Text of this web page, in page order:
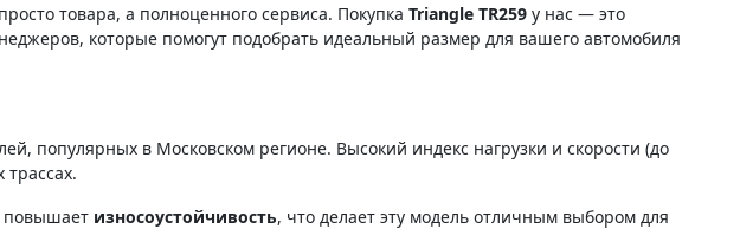
товара, а полноценного сервиса. Покупка Triangle TR259 у нас — это
которые помогут подобрать идеальный размер для вашего автомобиля
популярных в Московском регионе. Высокий индекс нагрузки и скорости (до
повышает износоустойчивость, что делает эту модель отличным выбором для